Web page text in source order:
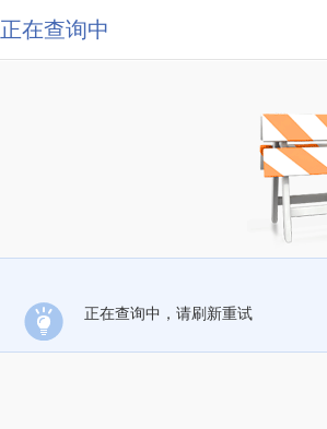
正在查询中
正在查询中，请刷新重试